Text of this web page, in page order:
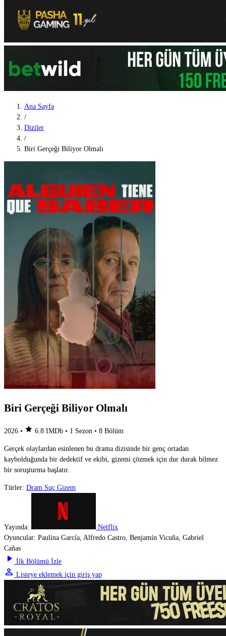
Ana Sayfa
/
Diziler
/
Biri Gerçeği Biliyor Olmalı
Biri Gerçeği Biliyor Olmalı
2026 • star 6.8 IMDb • 1 Sezon • 8 Bölüm
Gerçek olaylardan esinlenen bu drama dizisinde bir genç ortadan
kaybolduğunda bir dedektif ve ekibi, gizemi çözmek için dur durak bilmez
bir soruşturma başlatır.
Türler: Dram Suç Gizem
Yayında:
Netflix
Oyuncular: Paulina García, Alfredo Castro, Benjamín Vicuña, Gabriel
Cañas
play_arrow İlk Bölümü İzle
person Listeye eklemek için giriş yap